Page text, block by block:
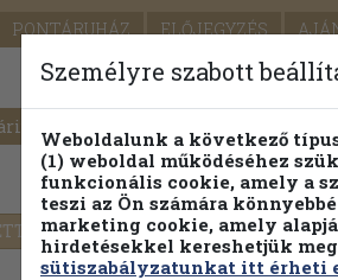
PONTÁRUHÁZ ELŐJEGYZÉS
PILLANATNYI ÁRAINK
Részletes
Személyre szabott
Weboldalunk a következő
(1) weboldal működéséhez
funkcionális cookie, amely a
teszi az Ön számára
marketing cookie, amely
hirdetésekkel kereshetjük
sütiszabályzatunkat itt érheti